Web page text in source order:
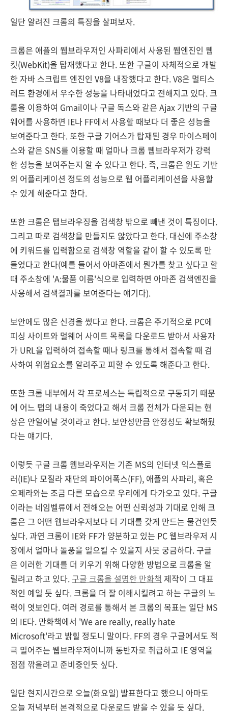
일단 알려진 크롬의 특징을 살펴보자.
크롬은 애플의 웹브라우저인 사파리에서 사용된 웹엔진인 웹
킷(WebKit)을 탑재했다고 한다. 또한 구글이 자체적으로 개발
한 자바 스크립트 엔진인 V8을 내장했다고 한다. V8은 멀티스
레드 환경에서 우수한 성능을 나타내었다고 전해지고 있다. 크
롬을 이용하여 Gmail이나 구글 독스와 같은 Ajax 기반의 구글
웨어를 사용하면 IE나 FF에서 사용할 때보다 더 좋은 성능을
보여준다고 한다. 또한 구글 기어스가 탑재된 경우 마이스페이
스와 같은 SNS를 이용할 때 얼마나 크롬 웹브라우저가 강력
한 성능을 보여주는지 알 수 있다고 한다. 즉, 크롬은 윈도 기반
의 어플리케이션 정도의 성능으로 웹 어플리케이션을 사용할
수 있게 해준다고 한다.
또한 크롬은 탭브라우징을 검색창 밖으로 빼낸 것이 특징이다.
그리고 따로 검색창을 만들지도 않았다고 한다. 대신에 주소창
에 키워드를 입력함으로 검색창 역할을 같이 할 수 있도록 만
들었다고 한다(예를 들어서 아마존에서 뭔가를 찾고 싶다고 할
때 주소창에 'A:물품 이름'식으로 입력하면 아마존 검색엔진을
사용해서 검색결과를 보여준다는 얘기다).
보안에도 많은 신경을 썼다고 한다. 크롬은 주기적으로 PC에
피싱 사이트와 멀웨어 사이트 목록을 다운로드 받아서 사용자
가 URL을 입력하여 접속할 때나 링크를 통해서 접속할 때 검
사하여 위험요소를 알려주고 피할 수 있도록 해준다고 한다.
또한 크롬 내부에서 각 프로세스는 독립적으로 구동되기 때문
에 어느 탭의 내용이 죽었다고 해서 크롬 전체가 다운되는 현
상은 안일어날 것이라고 한다. 보안성만큼 안정성도 확보해뒀
다는 얘기다.
이렇듯 구글 크롬 웹브라우저는 기존 MS의 인터넷 익스플로
러(IE)나 모질라 재단의 파이어폭스(FF), 애플의 사파리, 혹은
오페라와는 조금 다른 모습으로 우리에게 다가오고 있다. 구글
이라는 네임벨류에서 전해오는 어떤 신뢰성과 기대로 인해 크
롬은 그 어떤 웹브라우저보다 더 기대를 갖게 만드는 물건인듯
싶다. 과연 크롬이 IE와 FF가 양분하고 있는 PC 웹브라우저 시
장에서 얼마나 돌풍을 일으킬 수 있을지 사뭇 궁금하다. 구글
은 이러한 기대를 더 키우기 위해 다양한 방법으로 크롬을 알
릴려고 하고 있다. 구글 크롬을 설명한 만화책 제작이 그 대표
적인 예일 듯 싶다. 크롬을 더 잘 이해시킬려고 하는 구글의 노
력이 엿보인다. 여러 경로를 통해서 본 크롬의 목표는 일단 MS
의 IE다. 만화책에서 'We are really, really hate
Microsoft'라고 밝힐 정도니 말이다. FF의 경우 구글에서도 적
극 밀어주는 웹브라우저이니까 동반자로 취급하고 IE 영역을
점점 깎을려고 준비중인듯 싶다.
일단 현지시간으로 오늘(화요일) 발표한다고 했으니 아마도
오늘 저녁부터 본격적으로 다운로드 받을 수 있을 듯 싶다.